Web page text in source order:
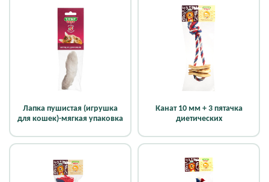
Лапка пушистая (игрушка
для кошек)-мягкая упаковка
Канат 10 мм + 3 пятачка
диетических